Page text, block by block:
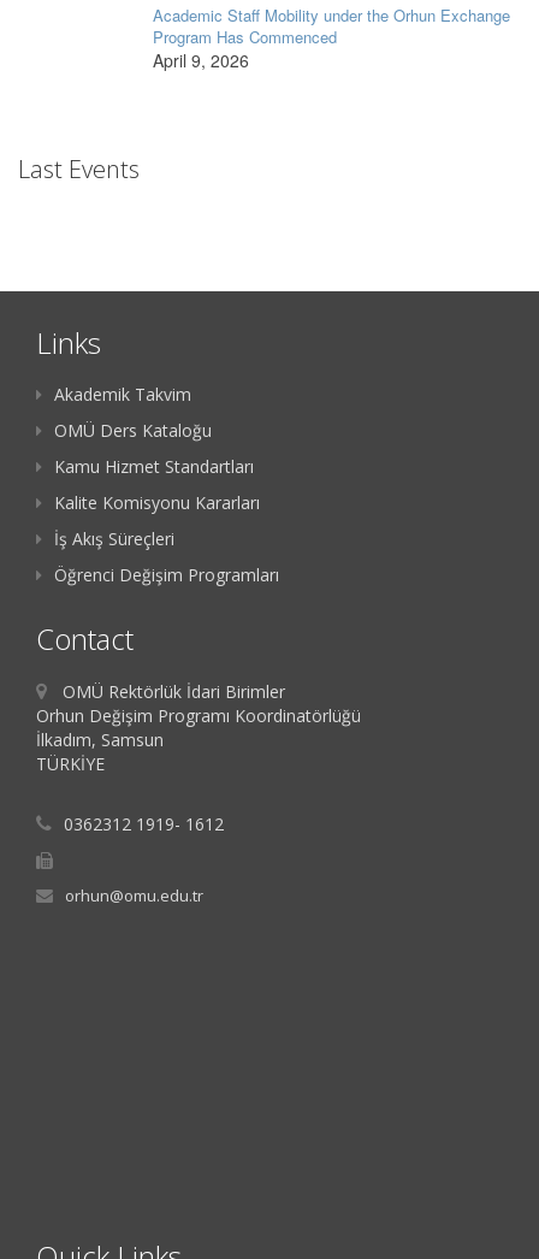
Academic Staff Mobility under the Orhun Exchange
Program Has Commenced
April 9, 2026
Last Events
Links
Akademik Takvim
OMÜ Ders Kataloğu
Kamu Hizmet Standartları
Kalite Komisyonu Kararları
İş Akış Süreçleri
Öğrenci Değişim Programları
Contact
OMÜ Rektörlük İdari Birimler
Orhun Değişim Programı Koordinatörlüğü
İlkadım, Samsun
TÜRKİYE
0362312 1919- 1612
orhun@omu.edu.tr